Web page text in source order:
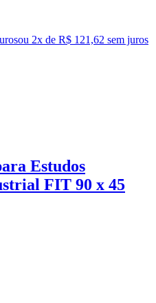
ou 2x de R$ 121,62 sem juros
Estudos
FIT 90 x 45